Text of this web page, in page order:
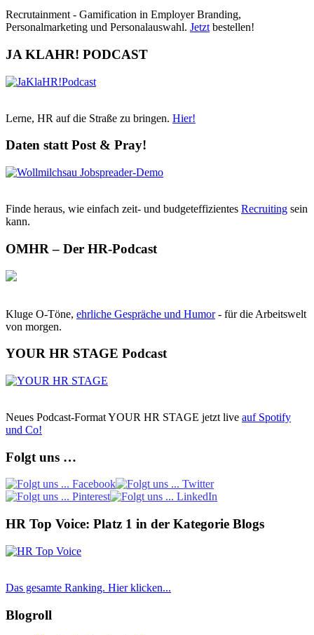
Recrutainment - Gamification in Employer Branding,
Personalmarketing und Personalauswahl. Jetzt bestellen!
JA KLAHR! PODCAST
Lerne, HR auf die Straße zu bringen. Hier!
Daten statt Post & Pray!
Finde heraus, wie einfach zeit- und budgeteffizientes Recruiting sein
kann.
OMHR – Der HR-Podcast
Kluge O-Töne, ehrliche Gespräche und Humor- für die Arbeitswelt
von morgen.
YOUR HR STAGE Podcast
Neues Podcast-Format YOUR HR STAGE jetzt live auf Spotify
und Co!
Folgt uns …
HR Top Voice: Platz 1 in der Kategorie Blogs
Das gesamte Ranking. Hier klicken...
Blogroll